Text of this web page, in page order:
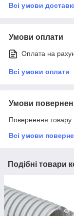
Всі умови
Умови оплати
Оплата на
Всі умови оплати
Умови
Повернення товару
Всі умови
Подібні товари